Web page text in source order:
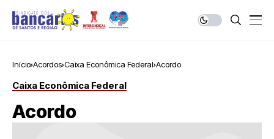
Início Acordos Caixa Econômica Federal Acordo
Caixa Econômica Federal
Acordo